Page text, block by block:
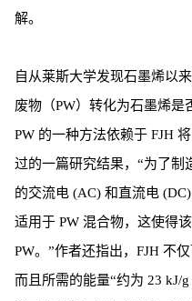
解。
自从莱斯大学发现石墨烯以
废物（PW）转化为石墨烯
PW 的一种方法依赖于 FJH
过的一篇研究结果，“为了制
的交流电 (AC) 和直流电
适用于 PW 混合物，这使得
PW。”作者还指出，FJH 不
而且所需的能量“约为 23 kJ/